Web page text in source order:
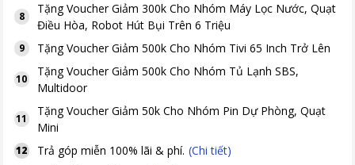
8
TặngVoucher Giảm 300k Cho Nhóm Máy Lọc Nước, Quạt
Điều Hòa, Robot Hút Bụi Trên 6 Triệu
9 TặngVoucher Giảm 500k Cho Nhóm Tivi 65 Inch Trở Lên
10
TặngVoucher Giảm 500k Cho Nhóm Tủ Lạnh SBS,
Multidoor
11
TặngVoucher Giảm 50k Cho Nhóm Pin Dự Phòng, Quạt
Mini
12 Trả góp miễn 100% lãi & phí. (Chi tiết)